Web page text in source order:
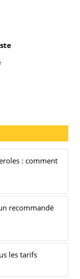
: comment
recommandé
les tarifs